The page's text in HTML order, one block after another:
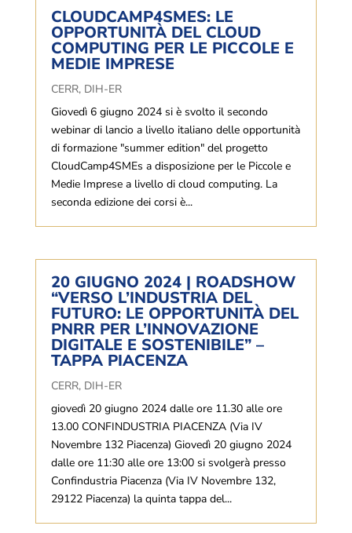
CLOUDCAMP4SMES: LE
OPPORTUNITÀ DEL CLOUD
COMPUTING PER LE PICCOLE E
MEDIE IMPRESE
CERR, DIH-ER
Giovedì 6 giugno 2024 si è svolto il secondo
webinar di lancio a livello italiano delle opportunità
di formazione "summer edition" del progetto
CloudCamp4SMEs a disposizione per le Piccole e
Medie Imprese a livello di cloud computing. La
seconda edizione dei corsi è...
20 GIUGNO 2024 | ROADSHOW
“VERSO L’INDUSTRIA DEL
FUTURO: LE OPPORTUNITÀ DEL
PNRR PER L’INNOVAZIONE
DIGITALE E SOSTENIBILE” –
TAPPA PIACENZA
CERR, DIH-ER
giovedì 20 giugno 2024 dalle ore 11.30 alle ore
13.00 CONFINDUSTRIA PIACENZA (Via IV
Novembre 132 Piacenza) Giovedì 20 giugno 2024
dalle ore 11:30 alle ore 13:00 si svolgerà presso
Confindustria Piacenza (Via IV Novembre 132,
29122 Piacenza) la quinta tappa del...